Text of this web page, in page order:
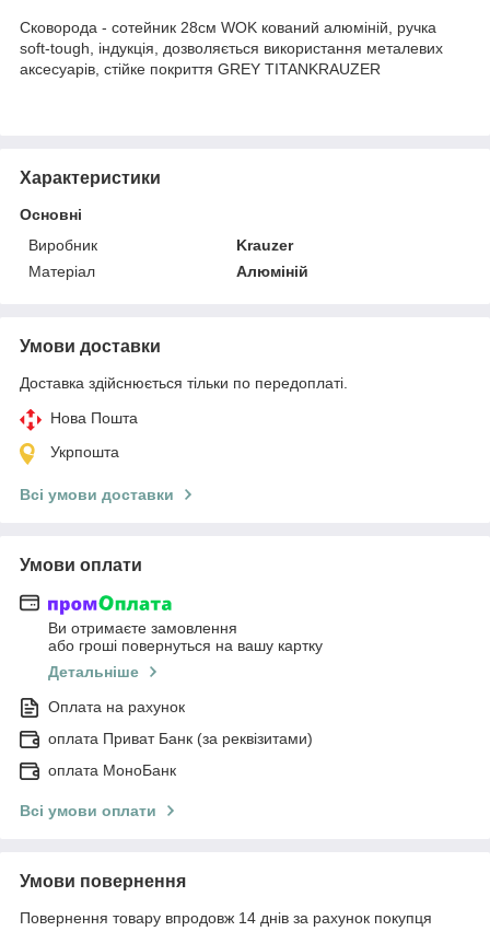
Сковорода - сотейник 28см WOK кований алюміній, ручка
soft-tough, індукція, дозволяється використання металевих
аксесуарів, стійке покриття GREY TITANKRAUZER
Характеристики
Основні
Виробник
Krauzer
Матеріал
Алюміній
Умови доставки
Доставка здійснюється тільки по передоплаті.
Нова Пошта
Укрпошта
Всі умови доставки
Умови оплати
Ви отримаєте замовлення
або гроші повернуться на вашу картку
Детальніше
Оплата на рахунок
оплата Приват Банк (за реквізитами)
оплата МоноБанк
Всі умови оплати
Умови повернення
Повернення товару впродовж 14 днів за рахунок покупця